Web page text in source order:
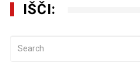
IŠČI: